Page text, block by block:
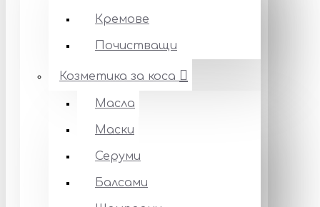
Кремове
Почистващи
Козметика за коса
Масла
Маски
Серуми
Балсами